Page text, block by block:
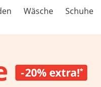
Wäsche Schuhe